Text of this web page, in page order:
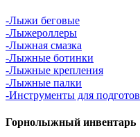
-Лыжи беговые
-Лыжероллеры
-Лыжная смазка
-Лыжные ботинки
-Лыжные крепления
-Лыжные палки
-Инструменты для
Горнолыжный инвентарь